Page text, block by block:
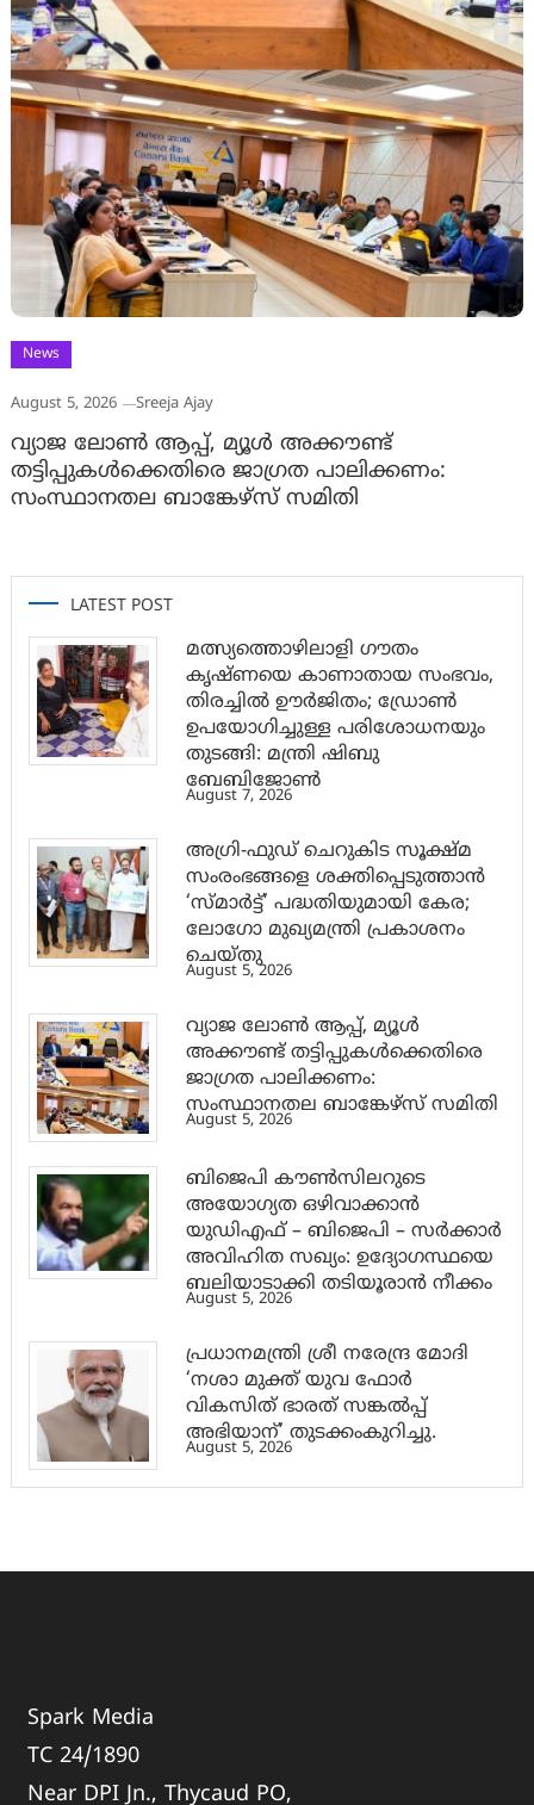
News
August 5, 2026 Sreeja Ajay
വ്യാജ ലോൺ ആപ്പ്, മ്യൂൾ അക്കൗണ്ട്
തട്ടിപ്പുകൾക്കെതിരെ ജാ​ഗ്രത പാലിക്കണം:
സംസ്ഥാനതല ബാങ്കേഴ്സ് സമിതി
LATEST POST
മത്സ്യത്തൊഴിലാളി ഗൗതം
കൃഷ്ണയെ കാണാതായ സംഭവം,
തിരച്ചിൽ ഊർജിതം; ഡ്രോണ്‍
ഉപയോഗിച്ചുള്ള പരിശോധനയും
തുടങ്ങി: മന്ത്രി ഷിബു
ബേബിജോണ്‍
August 7, 2026
അഗ്രി-ഫുഡ് ചെറുകിട സൂക്ഷ്മ
സംരംഭങ്ങളെ ശക്തിപ്പെടുത്താന്‍
‘സ്മാര്‍ട്ട്’ പദ്ധതിയുമായി കേര;
ലോഗോ മുഖ്യമന്ത്രി പ്രകാശനം
ചെയ്തു
August 5, 2026
വ്യാജ ലോൺ ആപ്പ്, മ്യൂൾ
അക്കൗണ്ട് തട്ടിപ്പുകൾക്കെതിരെ
ജാ​ഗ്രത പാലിക്കണം:
സംസ്ഥാനതല ബാങ്കേഴ്സ് സമിതി
August 5, 2026
ബിജെപി കൗൺസിലറുടെ
അയോഗ്യത ഒഴിവാക്കാൻ
യുഡിഎഫ് – ബിജെപി – സർക്കാർ
അവിഹിത സഖ്യം: ഉദ്യോഗസ്ഥയെ
ബലിയാടാക്കി തടിയൂരാൻ നീക്കം
August 5, 2026
പ്രധാനമന്ത്രി ശ്രീ നരേന്ദ്ര മോദി
‘നശാ മുക്ത് യുവ ഫോർ
വികസിത് ഭാരത് സങ്കൽപ്പ്
അഭിയാന്’ തുടക്കംകുറിച്ചു.
August 5, 2026
Spark Media
TC 24/1890
Near DPI Jn., Thycaud PO,